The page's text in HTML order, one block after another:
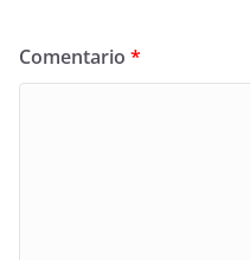
Comentario *